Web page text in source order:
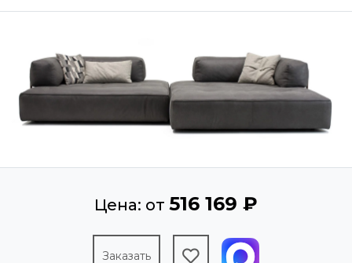
Цена: от 516 169 ₽
Заказать